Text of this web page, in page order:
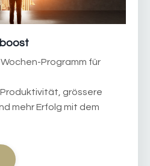
Programm für
grössere
mehr Erfolg mit dem